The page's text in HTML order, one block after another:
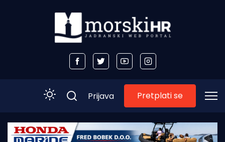
Početna
Prijava Pretplati se